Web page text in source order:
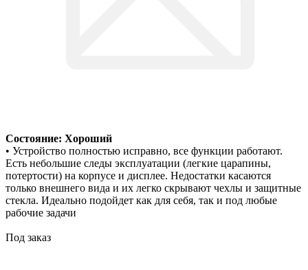
Состояние: Хороший
• Устройство полностью исправно, все функции работают.
Есть небольшие следы эксплуатации (легкие царапины,
потертости) на корпусе и дисплее. Недостатки касаются
только внешнего вида и их легко скрывают чехлы и защитные
стекла. Идеально подойдет как для себя, так и под любые
рабочие задачи
Под заказ